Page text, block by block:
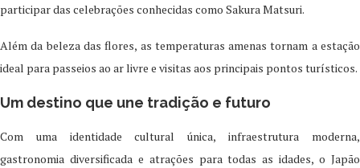
participar das celebrações conhecidas como Sakura Matsuri.
Além da beleza das flores, as temperaturas amenas tornam a estação
ideal para passeios ao ar livre e visitas aos principais pontos turísticos.
Um destino que une tradição e futuro
Com uma identidade cultural única, infraestrutura moderna,
gastronomia diversificada e atrações para todas as idades, o Japão